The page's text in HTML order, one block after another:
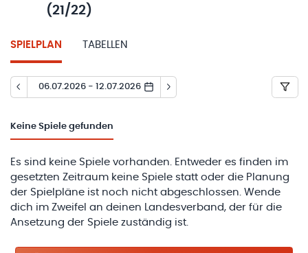
(21/22)
SPIELPLAN TABELLEN
06.07.2026 - 12.07.2026
Keine Spiele gefunden
Es sind keine Spiele vorhanden. Entweder es finden im
gesetzten Zeitraum keine Spiele statt oder die Planung
der Spielpläne ist noch nicht abgeschlossen. Wende
dich im Zweifel an deinen Landesverband, der für die
Ansetzung der Spiele zuständig ist.